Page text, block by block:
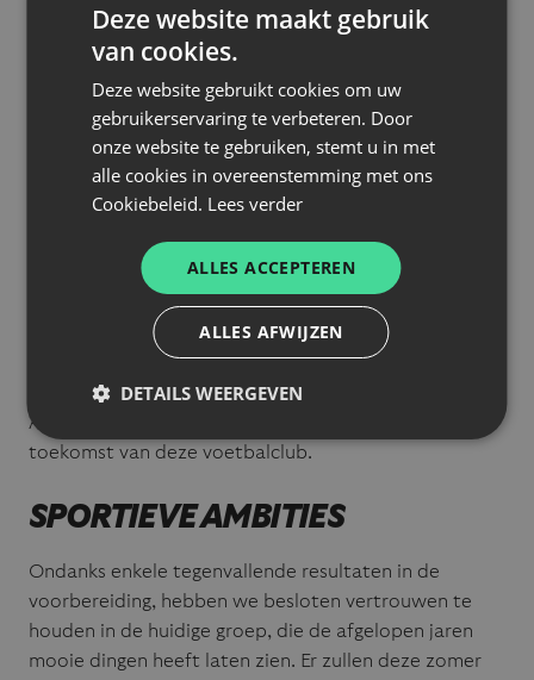
zagen verhuizen.
essentieel zijn voor de beleving en groeikansen van de
club. We begrijpen echter ook dat, na het verlies van
het oude Eendracht Aalst, mensen tijd nodig hebben
om zich aan te passen en te zien of ze zich kunnen
We hopen dat de aanwezigheid van twee
supportersafgevaardigden in de op te richten
adviesraad, de transparantie van het bestuur en de
vernieuwde aanpak, ervoor zal zorgen dat mensen
zowel vertrouwen als affiniteit krijgen met Eendracht
Aalst Lede. Enkel zo kunnen we samen werken aan de
toekomst van deze voetbalclub.
SPORTIEVE AMBITIES
Ondanks enkele tegenvallende resultaten in de
voorbereiding, hebben we besloten vertrouwen te
houden in de huidige groep, die de afgelopen jaren
mooie dingen heeft laten zien. Er zullen deze zomer
Deze website maakt gebruik
van cookies.
Deze website gebruikt cookies om uw
gebruikerservaring te verbeteren. Door
onze website te gebruiken, stemt u in met
alle cookies in overeenstemming met ons
Cookiebeleid. Lees verder
ALLES ACCEPTEREN
ALLES AFWIJZEN
DETAILS WEERGEVEN